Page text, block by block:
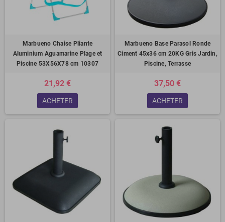
Marbueno Chaise Pliante
Aluminium Aguamarine Plage et
Piscine 53X56X78 cm 10307
21,92 €
ACHETER
Marbueno Base Parasol Ronde
Ciment 45x36 cm 20KG Gris Jardin,
Piscine, Terrasse
37,50 €
ACHETER